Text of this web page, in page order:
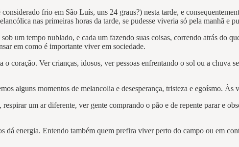
frio em São Luís, uns 24 graus?) nesta tarde, e
nas primeiras horas da tarde, se pudesse viveria só pela manhã e
um tempo nublado, e cada um fazendo suas coisas, correndo atrás do
em como é importante viver em sociedade.
coração. Ver crianças, idosos, ver pessoas enfrentando o sol ou a chuva
alguns momentos de melancolia e desesperança, tristeza e egoísmo.
um ar diferente, ver gente comprando o pão e de repente parar e
dá energia. Entendo também quem prefira viver perto do campo ou em